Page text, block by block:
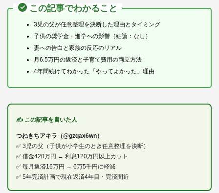
この記事でわかること
3児の父が任意整理を決断した理由とタイミング
子供の奨学金・進学への影響（結論：なし）
妻への告白と家族の反応のリアル
月6.5万円の返済と子育て費用の両立方法
4年間続けてわかった「やってよかった」理由
✍ この記事を書いた人
つねきちアキラ（@gzqax6wn）
✅ 3児の父（子供が小学生のとき任意整理を決断）
✅ 借金420万円 → 利息120万円以上カット
✅ 毎月返済16万円 → 6万5千円に軽減
✅ 5年完済計画で現在返済4年目・完済間近